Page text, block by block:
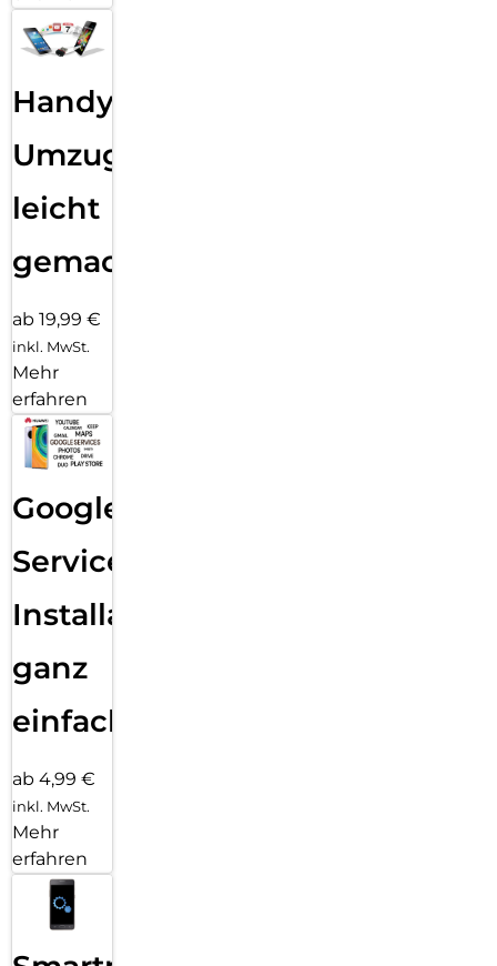
Handy
Umzug
leicht
gemacht!
ab 19,99 €
inkl. MwSt.
Mehr
erfahren
Google
Services
Installation
ganz
einfach
ab 4,99 €
inkl. MwSt.
Mehr
erfahren